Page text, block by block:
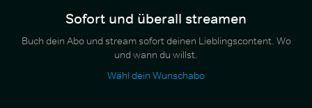
Sofort und überall streamen
Buch dein Abo und stream sofort deinen Lieblingscontent. Wo
und wann du willst.
Wähl dein Wunschabo